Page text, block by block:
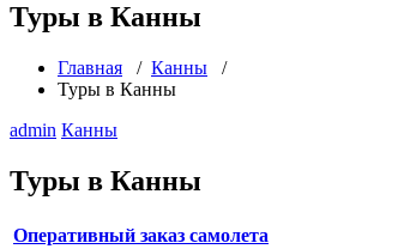
Туры в Канны
Главная / Канны /
Туры в Канны
admin Канны
Туры в Канны
Оперативный заказ самолета